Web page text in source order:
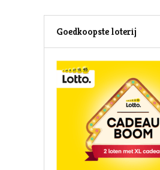
Goedkoopste loterij